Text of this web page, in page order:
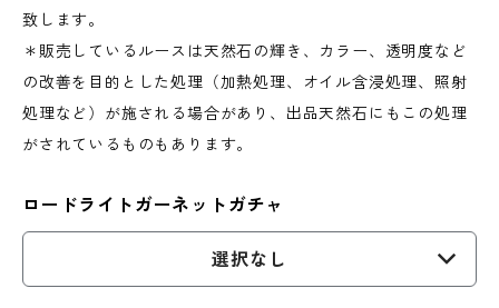
致します。
＊販売しているルースは天然石の輝き、カラー、透明度など
の改善を目的とした処理（加熱処理、オイル含浸処理、照射
処理など）が施される場合があり、出品天然石にもこの処理
がされているものもあります。
ロードライトガーネットガチャ
選択なし